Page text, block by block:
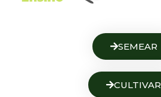
SEMEAR
CULTIVAR